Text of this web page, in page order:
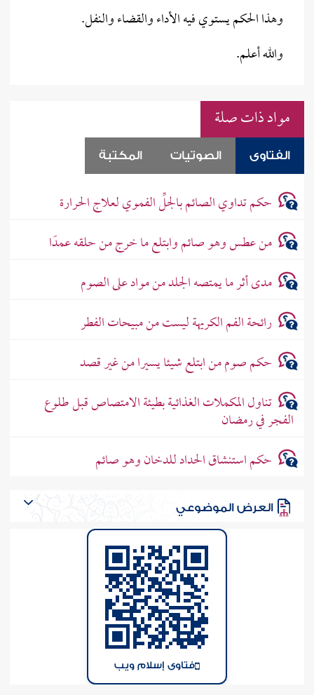
وهذا الحكم يستوي فيه الأداء والقضاء والنفل.
والله أعلم.
مواد ذات صلة
الفتاوى الصوتيات المكتبة
حكم تداوي الصائم بالجلِّ الفموي لعلاج الحرارة
من عطس وهو صائم وابتلع ما خرج من حلقه عمدًا
مدى أثر ما يمتصه الجلد من مواد على الصوم
رائحة الفم الكريهة ليست من مبيحات الفطر
حكم صوم من ابتلع شيئا يسيرا من غير قصد
تناول المكملات الغذائية بطيئة الامتصاص قبل طلوع
الفجر في رمضان
حكم استنشاق الحداد للدخان وهو صائم
العرض الموضوعي
فتاوى إسلام ويب